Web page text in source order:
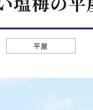
平屋